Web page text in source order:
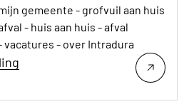
gemeente - grofvuil aan huis
- huis aan huis - afval
- over Intradura